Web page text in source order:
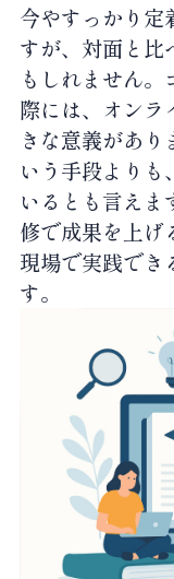
今やすっかり定
すが、対面と比
もしれません
際には、オンラ
きな意義があり
いう手段よりも
いるとも言え
修で成果を上げ
現場で実践でき
す。